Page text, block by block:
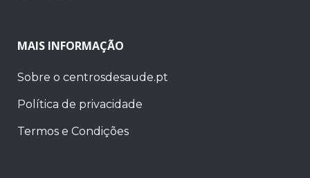
MAIS INFORMAÇÃO
Sobre o centrosdesaude.pt
Política de privacidade
Termos e Condições